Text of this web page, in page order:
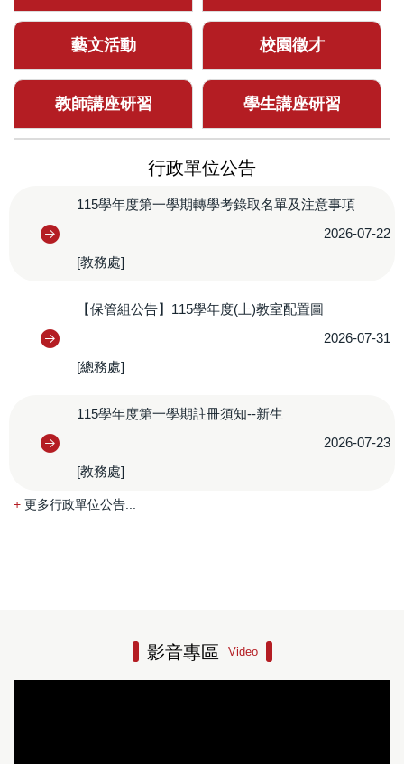
藝文活動 校園徵才
教師講座研習 學生講座研習
行政單位公告
115學年度第一學期轉學考錄取名單及注意事項
2026-07-22
[教務處]
【保管組公告】115學年度(上)教室配置圖
2026-07-31
[總務處]
115學年度第一學期註冊須知--新生
2026-07-23
[教務處]
更多行政單位公告...
影音專區 Video